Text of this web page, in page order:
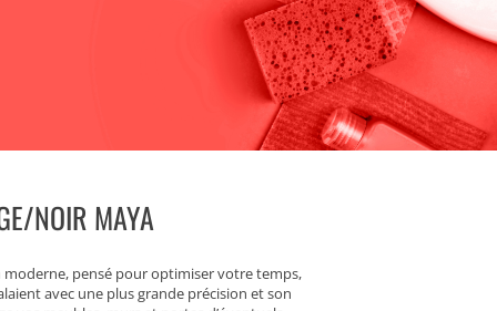
NOIR MAYA
moderne, pensé pour optimiser votre temps,
avec une plus grande précision et son